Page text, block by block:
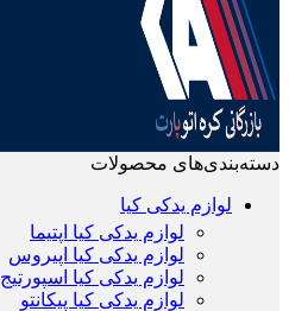
دسته‌بندی‌های محصولات
لوازم یدکی کیا
لوازم یدکی کیا اپتیما
لوازم یدکی کیا اپیروس
لوازم یدکی کیا اسپورتیج
لوازم یدکی کیا پیکانتو